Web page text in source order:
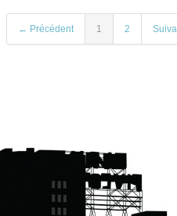
← Précédent 1 2